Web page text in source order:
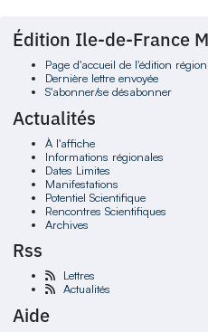
Édition Ile-de-France
Page d'accueil de l'édition
Dernière lettre envoyée
S'abonner/se désabonner
Actualités
À l'affiche
Informations régionales
Dates Limites
Manifestations
Potentiel Scientifique
Rencontres Scientifiques
Archives
Rss
Lettres
Actualités
Aide